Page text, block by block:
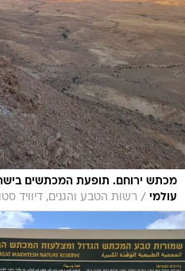
מכתש ירוחם. תופעת המכתשים
עולמי / רשות הטבע והגנים, דיוויד